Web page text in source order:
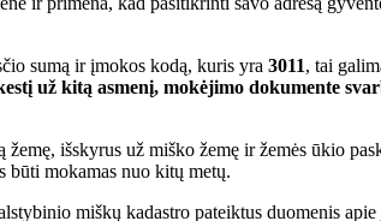
sumą ir įmokos kodą, kuris yra 3011, tai
už kitą asmenį, mokėjimo dokumente
išskyrus už miško žemę ir žemės ūkio
būti mokamas nuo kitų metų.
miškų kadastro pateiktus duomenis